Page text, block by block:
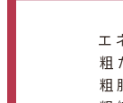
エ
粗
粗